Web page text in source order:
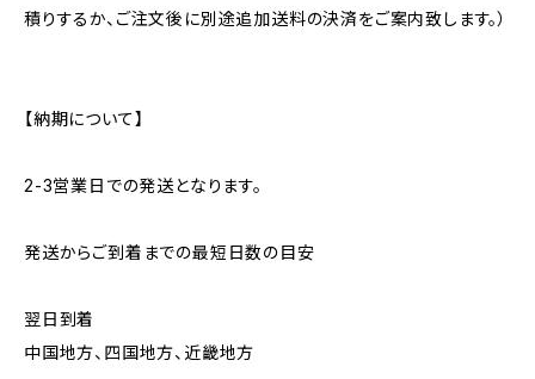
積りするか、ご注文後に別途追加送料の決済をご案内致します。）
【納期について】
2-3営業日での発送となります。
発送からご到着までの最短日数の目安
翌日到着
中国地方、四国地方、近畿地方